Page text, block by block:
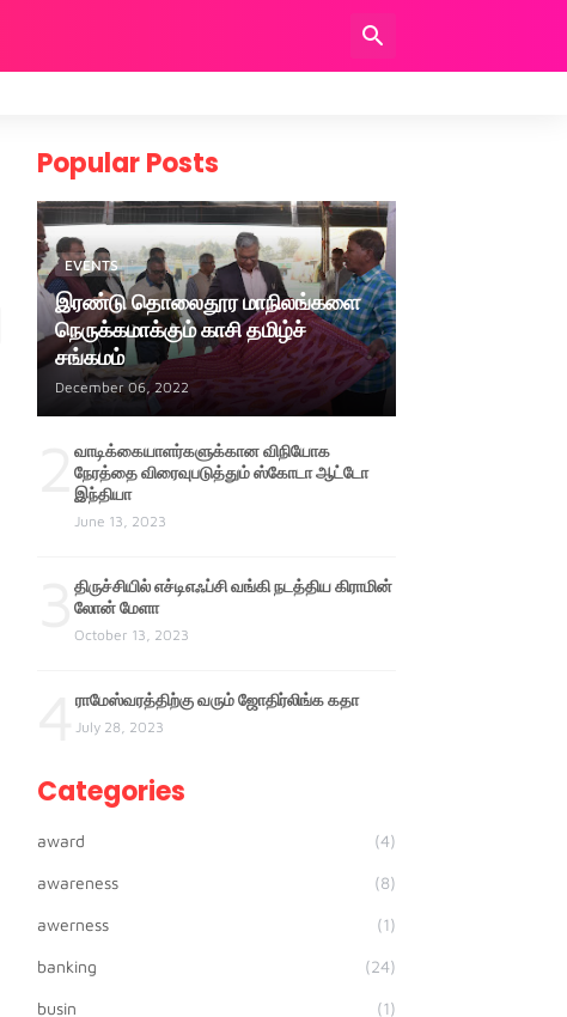
Popular Posts
EVENTS
இரண்டு தொலைதூர மாநிலங்களை
நெருக்கமாக்கும் காசி தமிழ்ச்
சங்கமம்
December 06, 2022
வாடிக்கையாளர்களுக்கான விநியோக
நேரத்தை விரைவுபடுத்தும் ஸ்கோடா ஆட்டோ
இந்தியா
June 13, 2023
திருச்சியில் எச்டிஎஃப்சி வங்கி நடத்திய கிராமின்
லோன் மேளா
October 13, 2023
ராமேஸ்வரத்திற்கு வரும் ஜோதிர்லிங்க கதா
July 28, 2023
Categories
award (4)
awareness (8)
awerness (1)
banking (24)
busin (1)